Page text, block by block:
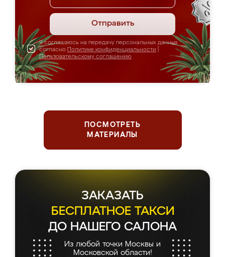
Отправить
Я соглашаюсь на передачу персональных данных
согласно Политике конфиденциальности
Пользовательскому соглашению
ПОСМОТРЕТЬ
МАТЕРИАЛЫ
ЗАКАЗАТЬ
БЕСПЛАТНОЕ ТАКСИ
ДО НАШЕГО САЛОНА
Из любой точки Москвы и
Московской области!